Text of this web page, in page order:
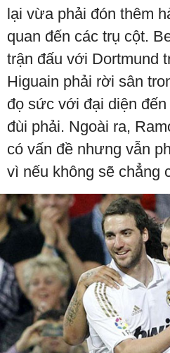
lại vừa phải đón thêm
quan đến các trụ cột.
trận đấu với Dortmund
Higuain phải rời sân
đọ sức với đại diện
đùi phải. Ngoài ra,
có vấn đề nhưng vẫn
vì nếu không sẽ chẳng